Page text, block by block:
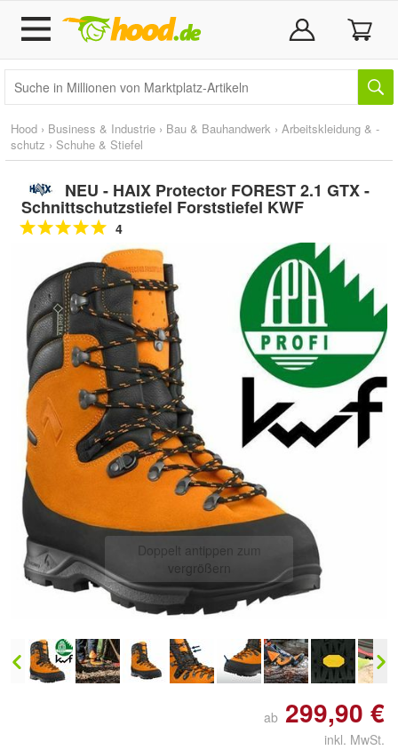
Hood › Business & Industrie › Bau & Bauhandwerk › Arbeitskleidung & -
schutz › Schuhe & Stiefel
NEU - HAIX Protector FOREST 2.1 GTX -
Schnittschutzstiefel Forststiefel KWF
4
Doppelt antippen zum
vergrößern
ab 299,90 €
inkl. MwSt.